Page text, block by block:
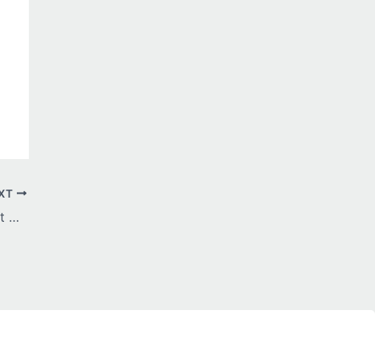
Tummy Tuck and Muscle Repair: What Happens?